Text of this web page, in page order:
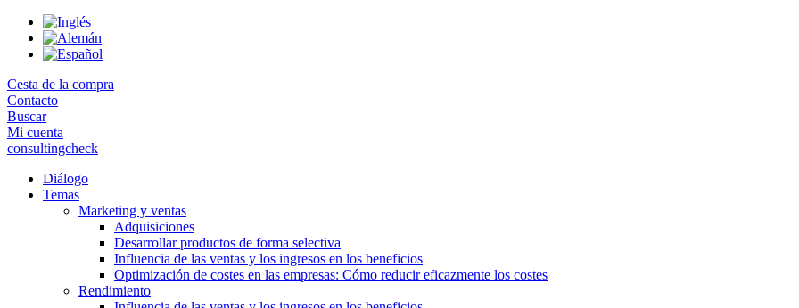
Skip
Cesta de la compra
Contacto
Buscar
Mi cuenta
consultingcheck
Diálogo
Temas
Marketing y ventas
Adquisiciones
Desarrollar productos de forma selectiva
Influencia de las ventas y los ingresos en los beneficios
Optimización de costes en las empresas: Cómo reducir eficazmente los costes
Rendimiento